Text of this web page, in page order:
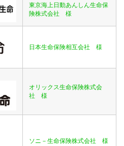
東京海上日動あんしん生命保
険株式会社 様
日本生命保険相互会社 様
オリックス生命保険株式会
社 様
ソニ－生命保険株式会社 様